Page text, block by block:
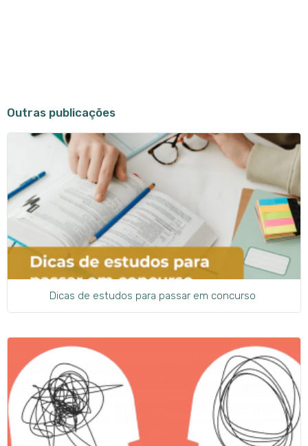
Outras publicações
Dicas de estudos para passar em concurso